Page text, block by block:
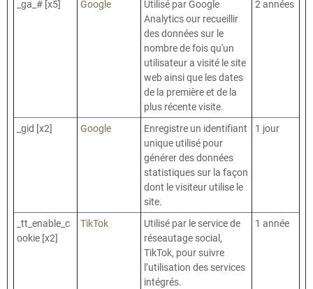
_ga_# [x5] Google
Utilisé par Google
Analytics our recueillir
des données sur le
nombre de fois qu'un
utilisateur a visité le site
web ainsi que les dates
de la première et de la
plus récente visite.
2 années
_gid [x2] Google
Enregistre un identifiant
unique utilisé pour
générer des données
statistiques sur la façon
dont le visiteur utilise le
site.
1 jour
_tt_enable_c
ookie [x2]
TikTok
Utilisé par le service de
réseautage social,
TikTok, pour suivre
l’utilisation des services
intégrés.
1 année